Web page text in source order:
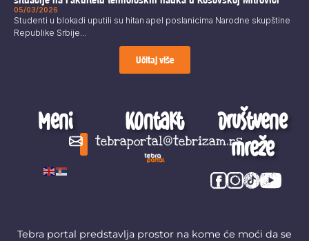
05/03/2026
Studenti u blokadi uputili su hitan apel poslanicima Narodne skupštine
Republike Srbije...
Učitaj više
Meni Kontakt
tebraportal@tebrizam.rs
Društvene
mreže
Tebra portal predstavlja prostor na kome će moći da se